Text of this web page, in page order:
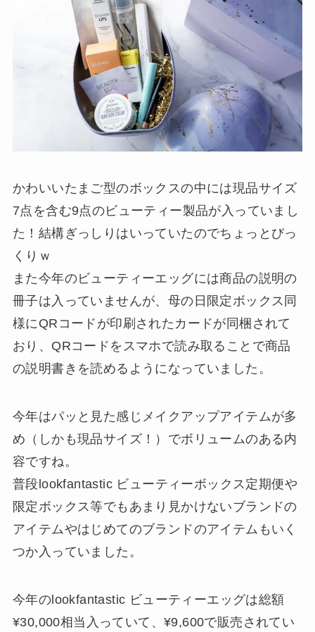
かわいいたまご型のボックスの中には現品サイズ
7点を含む9点のビューティー製品が入っていまし
た！結構ぎっしりはいっていたのでちょっとびっ
くりｗ
また今年のビューティーエッグには商品の説明の
冊子は入っていませんが、母の日限定ボックス同
様にQRコードが印刷されたカードが同梱されて
おり、QRコードをスマホで読み取ることで商品
の説明書きを読めるようになっていました。
今年はパッと見た感じメイクアップアイテムが多
め（しかも現品サイズ！）でボリュームのある内
容ですね。
普段lookfantastic ビューティーボックス定期便や
限定ボックス等でもあまり見かけないブランドの
アイテムやはじめてのブランドのアイテムもいく
つか入っていました。
今年のlookfantastic ビューティーエッグは総額
¥30,000相当入っていて、¥9,600で販売されてい